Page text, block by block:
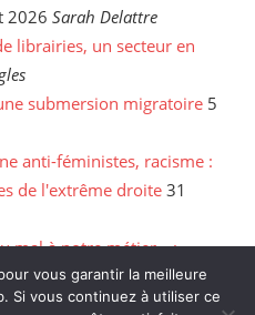
2026 Sarah Delattre
librairies, un secteur en
submersion migratoire 5
anti-féministes, racisme :
de l'extrême droite 31
mal à notre métier » :
Caillé 30 juillet 2026
vous garantir la meilleure
Si vous continuez à utiliser ce